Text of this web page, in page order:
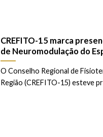
CREFITO-15 marca
de Neuromodulação do
O Conselho Regional de
Região (CREFITO-15) esteve